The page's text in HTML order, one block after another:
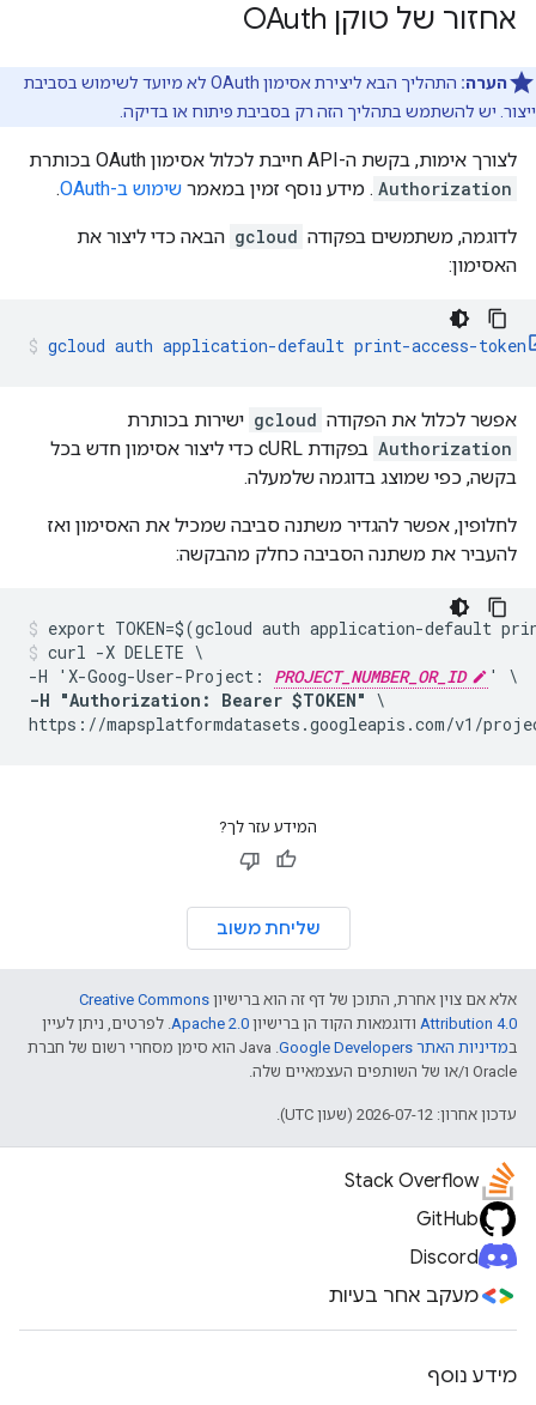
אחזור של טוקן OAuth
הערה:
התהליך הבא ליצירת אסימון OAuth לא מיועד לשימוש בסביבת
ייצור. יש להשתמש בתהליך הזה רק בסביבת פיתוח או בדיקה.
לצורך אימות, בקשת ה-API חייבת לכלול אסימון OAuth בכותרת
Authorization . מידע נוסף זמין במאמר שימוש ב-OAuth .
לדוגמה, משתמשים בפקודה gcloud הבאה כדי ליצור את
האסימון:
gcloud auth application-default print-access-token
אפשר לכלול את הפקודה gcloud ישירות בכותרת
Authorization
בפקודת cURL כדי ליצור אסימון חדש בכל
בקשה, כפי שמוצג בדוגמה שלמעלה.
לחלופין, אפשר להגדיר משתנה סביבה שמכיל את האסימון ואז
להעביר את משתנה הסביבה כחלק מהבקשה:
curl -X DELETE \
-H 'X-Goog-User-Project: PROJECT_NUMBER_OR_ID
-H "Authorization: Bearer $TOKEN" \
https://mapsplatformdatasets.googleapis.com/v1/
המידע עזר לך?
שליחת משוב
אלא אם צוין אחרת, התוכן של דף זה הוא ברישיון Creative Commons
Attribution 4.0 ודוגמאות הקוד הן ברישיון Apache 2.0. לפרטים, ניתן לעיין
במדיניות האתר Google Developers‏
.‏ Java הוא סימן מסחרי רשום של חברת
Oracle ו/או של השותפים העצמאיים שלה.
עדכון אחרון: 2026-07-12 (שעון UTC).
Stack Overflow
GitHub
Discord
מעקב אחר בעיות
מידע נוסף